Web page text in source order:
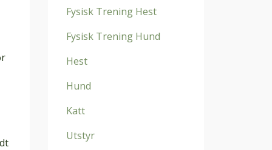
Fysisk Trening Hest
Fysisk Trening Hund
Hest
Hund
Katt
Utstyr